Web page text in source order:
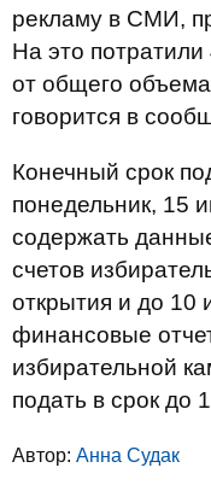
рекламу в СМИ,
На это
от общего
говорится в
Конечный срок
понедельник, 15
содержать
счетов
открытия и до 10
финансовые
избирательной
подать в срок до
Автор: Анна Судак